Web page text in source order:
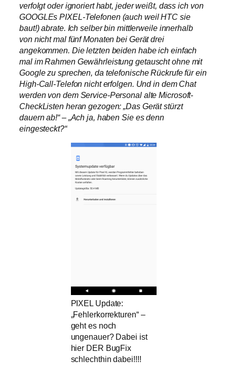
verfolgt oder ignoriert habt, jeder weißt, dass ich von
GOOGLEs PIXEL-Telefonen (auch weil HTC sie
baut!) abrate. Ich selber bin mittlerweile innerhalb
von nicht mal fünf Monaten bei Gerät drei
angekommen. Die letzten beiden habe ich einfach
mal im Rahmen Gewährleistung getauscht ohne mit
Google zu sprechen, da telefonische Rückrufe für ein
High-Call-Telefon nicht erfolgen. Und in dem Chat
werden von dem Service-Personal alte Microsoft-
CheckListen heran gezogen: „Das Gerät stürzt
dauern ab!“ – „Ach ja, haben Sie es denn
eingesteckt?“
PIXEL Update:
„Fehlerkorrekturen“ –
geht es noch
ungenauer? Dabei ist
hier DER BugFix
schlechthin dabei!!!!